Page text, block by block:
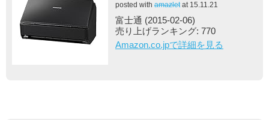
posted with amazletat 15.11.21
富士通 (2015-02-06)
売り上げランキング: 770
Amazon.co.jpで詳細を見る